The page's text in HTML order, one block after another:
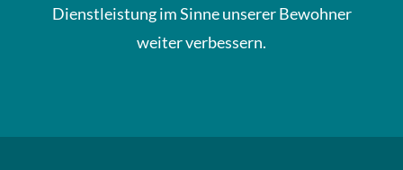
Dienstleistung im Sinne unserer Bewohner
weiter verbessern.